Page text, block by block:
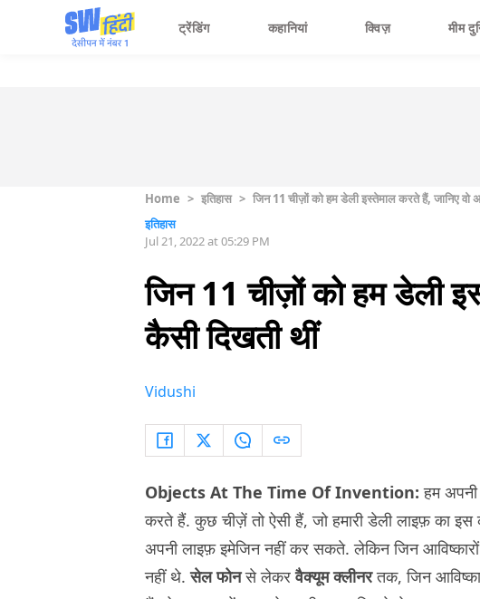
ट्रेंडिंग कहानियां क्विज़ मीम
Home > इतिहास > जिन 11 चीज़ों को हम डेली इस्तेमाल करते हैं, जानिए वो
इतिहास
Jul 21, 2022 at 05:29 PM
जिन 11 चीज़ों को हम डेली
कैसी दिखती थीं
Vidushi
Objects At The Time Of Invention: हम अपनी
करते हैं. कुछ चीज़ें तो ऐसी हैं, जो हमारी डेली लाइफ़ का
अपनी लाइफ़ इमेजिन नहीं कर सकते. लेकिन जिन
नहीं थे.सेल फोनसे लेकरवैक्यूम क्लीनरतक, जिन